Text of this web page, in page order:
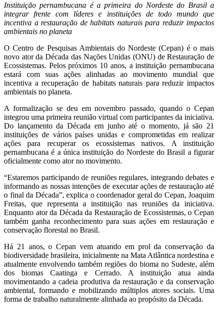
Instituição pernambucana é a primeira do Nordeste do Brasil a
integrar frente com líderes e instituições de todo mundo que
incentiva a restauração de habitats naturais para reduzir impactos
ambientais no planeta
O Centro de Pesquisas Ambientais do Nordeste (Cepan) é o mais
novo ator da Década das Nações Unidas (ONU) de Restauração de
Ecossistemas. Pelos próximos 10 anos, a instituição pernambucana
estará com suas ações alinhadas ao movimento mundial que
incentiva a recuperação de habitats naturais para reduzir impactos
ambientais no planeta.
A formalização se deu em novembro passado, quando o Cepan
integrou uma primeira reunião virtual com participantes da iniciativa.
Do lançamento da Década em junho até o momento, já são 21
instituições de vários países unidas e comprometidas em realizar
ações para recuperar os ecossistemas nativos. A instituição
pernambucana é a única instituição do Nordeste do Brasil a figurar
oficialmente como ator no movimento.
“Estaremos participando de reuniões regulares, integrando debates e
informando as nossas intenções de executar ações de restauração até
o final da Década”, explica o coordenador geral do Cepan, Joaquim
Freitas, que representa a instituição nas reuniões da iniciativa.
Enquanto ator da Década da Restauração de Ecossistemas, o Cepan
também ganha reconhecimento para suas ações em restauração e
conservação florestal no Brasil.
Há 21 anos, o Cepan vem atuando em prol da conservação da
biodiversidade brasileira, inicialmente na Mata Atlântica nordestina e
atualmente envolvendo também regiões do bioma no Sudeste, além
dos biomas Caatinga e Cerrado. A instituição atua ainda
movimentando a cadeia produtiva da restauração e da conservação
ambiental, formando e mobilizando múltiplos atores sociais. Uma
forma de trabalho naturalmente alinhada ao propósito da Década.